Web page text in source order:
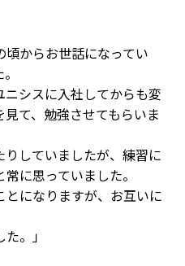
からお世話になってい
シスに入社してからも変
て、勉強させてもらいま
していましたが、練習に
に思っていました。
になりますが、お互いに
。」